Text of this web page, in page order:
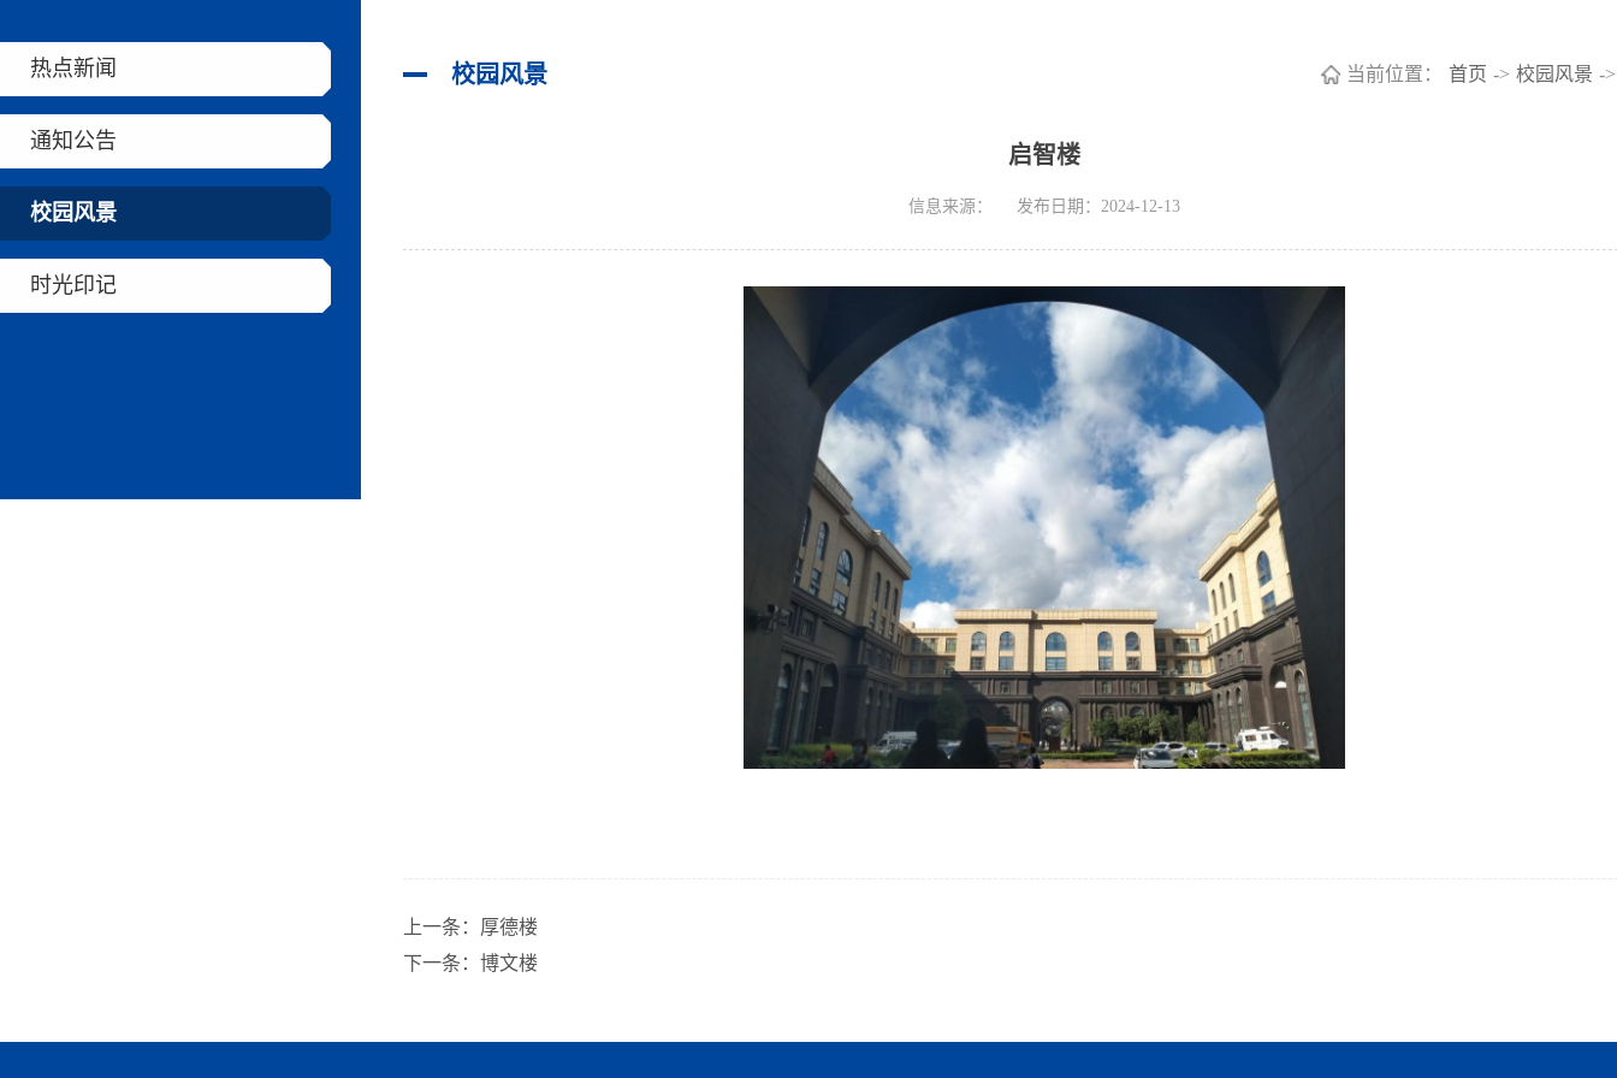
热点新闻
通知公告
校园风景
时光印记
校园风景 当前位置： 首页 -> 校园风景 ->
启智楼
信息来源： 发布日期：2024-12-13
上一条： 厚德楼
下一条： 博文楼